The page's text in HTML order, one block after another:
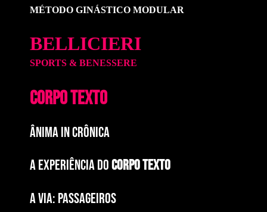
MÉTODO GINÁSTICO MODULAR
BELLICIERI
SPORTS & BENESSERE
CORPO TEXTO
ÂNIMA IN CRÔNICA
A EXPERIÊNCIA DOCORPO TEXTO
a via: paSSAGEIROS